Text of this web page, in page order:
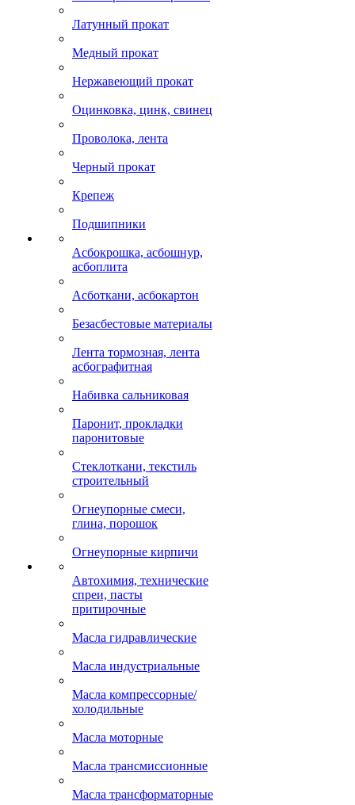
Латунный прокат
Медный прокат
Нержавеющий прокат
Оцинковка, цинк, свинец
Проволока, лента
Черный прокат
Крепеж
Подшипники
Асбокрошка, асбошнур,
асбоплита
Асботкани, асбокартон
Безасбестовые материалы
Лента тормозная, лента
асбографитная
Набивка сальниковая
Паронит, прокладки
паронитовые
Стеклоткани, текстиль
строительный
Огнеупорные смеси,
глина, порошок
Огнеупорные кирпичи
Автохимия, технические
спреи, пасты
притирочные
Масла гидравлические
Масла индустриальные
Масла компрессорные/
холодильные
Масла моторные
Масла трансмиссионные
Масла трансформаторные